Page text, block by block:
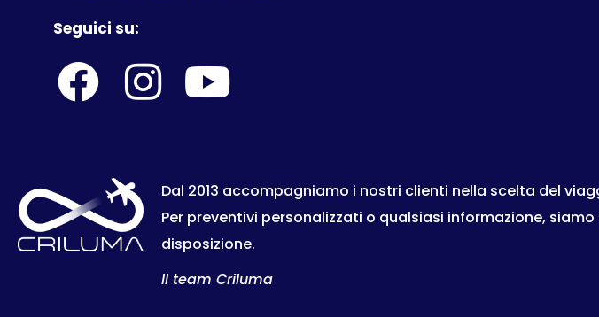
Seguici su:
Dal 2013 accompagniamo i nostri clienti nella scelta del
Per preventivi personalizzati o qualsiasi informazione,
disposizione.
Il team Criluma